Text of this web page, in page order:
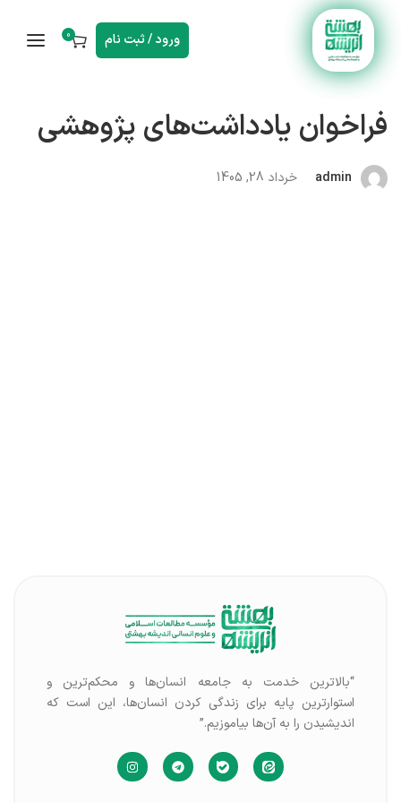
ورود / ثبت نام 0
فراخوان یادداشت‌های پژوهشی
admin خرداد 28, 1405
“بالاترین خدمت به جامعه انسان‌ها و محکم‌ترین و
استوارترین پایه برای زندگی کردن انسان‌ها، این است که
اندیشیدن را به آن‌ها بیاموزیم.”